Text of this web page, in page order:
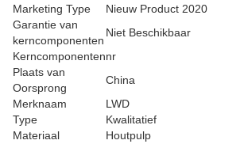
Marketing Type
Nieuw Product 2020
Garantie van
kerncomponenten
Niet Beschikbaar
Kerncomponentennr
Plaats van
Oorsprong
China
Merknaam
LWD
Type
Kwalitatief
Materiaal
Houtpulp